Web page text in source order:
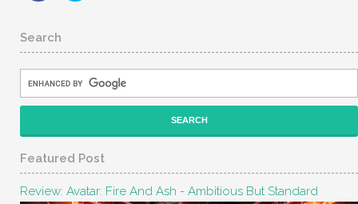
Search
Featured Post
Review: Avatar: Fire And Ash - Ambitious But Standard